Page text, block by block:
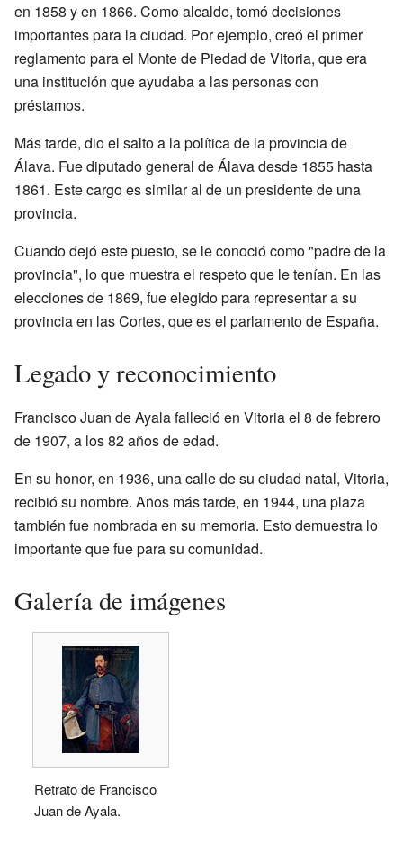
en 1858 y en 1866. Como alcalde, tomó decisiones
importantes para la ciudad. Por ejemplo, creó el primer
reglamento para el Monte de Piedad de Vitoria, que era
una institución que ayudaba a las personas con
préstamos.
Más tarde, dio el salto a la política de la provincia de
Álava. Fue diputado general de Álava desde 1855 hasta
1861. Este cargo es similar al de un presidente de una
provincia.
Cuando dejó este puesto, se le conoció como "padre de la
provincia", lo que muestra el respeto que le tenían. En las
elecciones de 1869, fue elegido para representar a su
provincia en las Cortes, que es el parlamento de España.
Legado y reconocimiento
Francisco Juan de Ayala falleció en Vitoria el 8 de febrero
de 1907, a los 82 años de edad.
En su honor, en 1936, una calle de su ciudad natal, Vitoria,
recibió su nombre. Años más tarde, en 1944, una plaza
también fue nombrada en su memoria. Esto demuestra lo
importante que fue para su comunidad.
Galería de imágenes
Retrato de Francisco
Juan de Ayala.